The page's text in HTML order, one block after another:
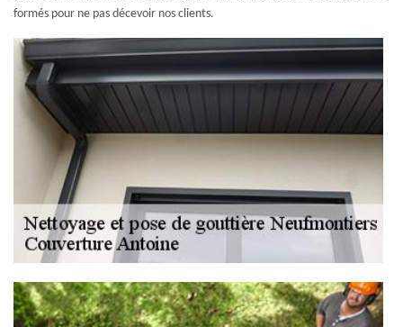
formés pour ne pas décevoir nos clients.